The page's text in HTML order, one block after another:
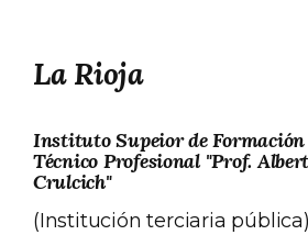
La Rioja
Instituto Supeior de Formación
Técnico Profesional "Prof.
Crulcich"
(Institución terciaria pública)